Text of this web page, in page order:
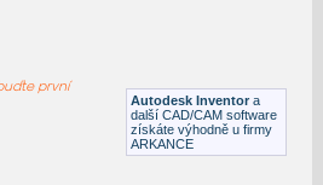
DkBlue
Autodesk Inventor a
další CAD/CAM software
získáte výhodně u firmy
ARKANCE
první